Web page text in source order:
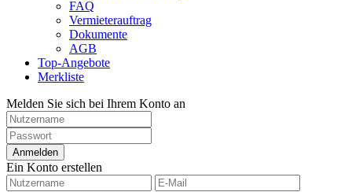
FAQ
Vermieterauftrag
Dokumente
AGB
Top-Angebote
Merkliste
Melden Sie sich bei Ihrem Konto an
Anmelden
Ein Konto erstellen